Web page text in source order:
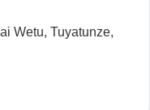
Wetu, Tuyatunze,